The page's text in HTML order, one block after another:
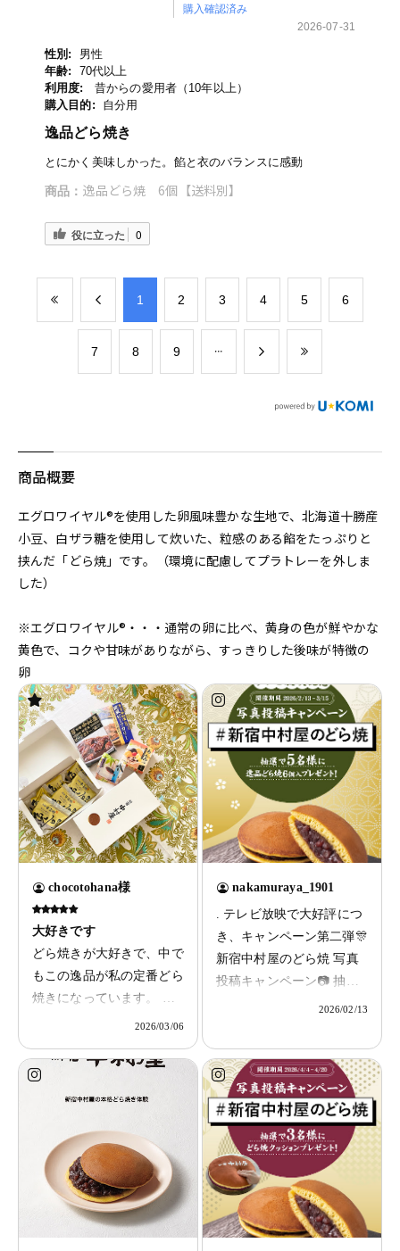
購入確認済み
2026-07-31
性別:
男性
年齢:
70代以上
利用度:
昔からの愛用者（10年以上）
購入目的:
自分用
逸品どら焼き
とにかく美味しかった。餡と衣のバランスに感動
商品： 逸品どら焼 6個【送料別】
役に立った 0
​1 ​2 ​3 ​4 ​5 ​6
​7 ​8 ​9
商品概要
エグロワイヤル®を使用した卵風味豊かな生地で、北海道十勝産
小豆、白ザラ糖を使用して炊いた、粒感のある餡をたっぷりと
挟んだ「どら焼」です。（環境に配慮してプラトレーを外しま
した）
※エグロワイヤル®・・・通常の卵に比べ、黄身の色が鮮やかな
黄色で、コクや甘味がありながら、すっきりした後味が特徴の
卵
chocotohana様
大好きです
どら焼きが大好きで、中で
もこの逸品が私の定番どら
焼きになっています。 皮
のふんわり感と餡の程よい
食べたくなります。
2026/03/06
nakamuraya_1901
. テレビ放映で大好評につ
き、キャンペーン第二弾🎊
新宿中村屋のどら焼 写真
投稿キャンペーン📷 抽選
で3名様に「逸品どら焼6個
宿中村屋のどら焼」を食べ
る際の写真を募集します！
皆さんのお気に入りやおす
すめの食べ方を教えてくだ
さい☺️ 締切：2026年3月15
日（日） 応募方法：
①Instagram で新宿中村屋
【公式
（@nakamuraya_1901）を
2026/02/13